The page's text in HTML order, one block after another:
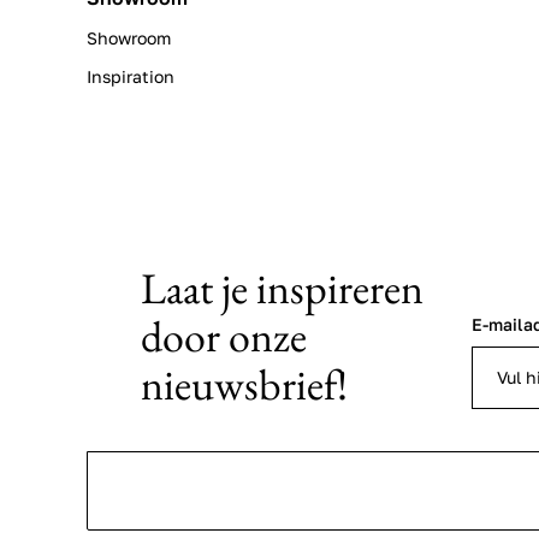
Showroom
Inspiration
Laat je inspireren
door onze
nieuwsbrief!
E-